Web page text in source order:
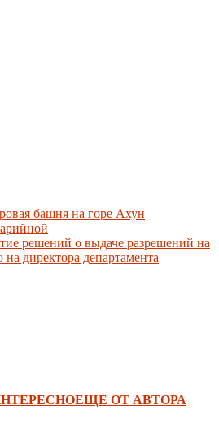
башня на горе Ахун
решений о выдаче разрешений на
на директора департамента
ЕЩЕ ОТ АВТОРА